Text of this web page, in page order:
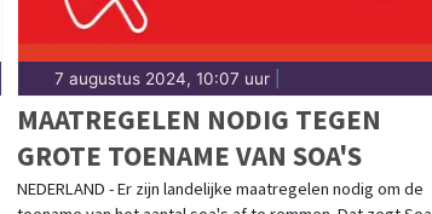
7 augustus 2024, 10:07 uur|
MAATREGELEN NODIG TEGEN
GROTE TOENAME VAN SOA'S
NEDERLAND - Er zijn landelijke maatregelen nodig om de